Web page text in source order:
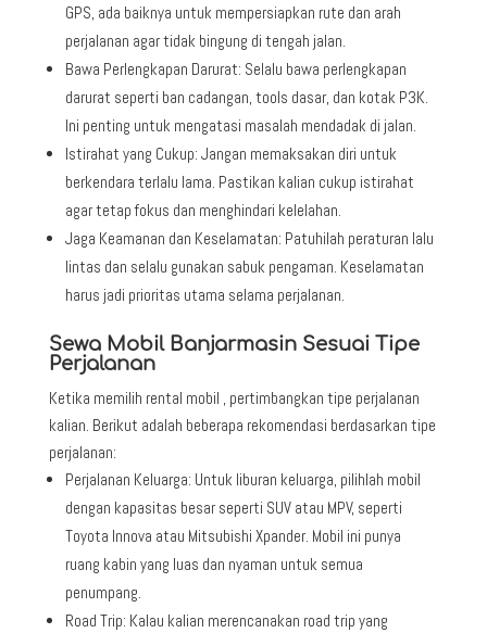
GPS, ada baiknya untuk mempersiapkan rute dan arah
perjalanan agar tidak bingung di tengah jalan.
Bawa Perlengkapan Darurat: Selalu bawa perlengkapan
darurat seperti ban cadangan, tools dasar, dan kotak P3K.
Ini penting untuk mengatasi masalah mendadak di jalan.
Istirahat yang Cukup: Jangan memaksakan diri untuk
berkendara terlalu lama. Pastikan kalian cukup istirahat
agar tetap fokus dan menghindari kelelahan.
Jaga Keamanan dan Keselamatan: Patuhilah peraturan lalu
lintas dan selalu gunakan sabuk pengaman. Keselamatan
harus jadi prioritas utama selama perjalanan.
Sewa Mobil Banjarmasin Sesuai Tipe
Perjalanan
Ketika memilih rental mobil , pertimbangkan tipe perjalanan
kalian. Berikut adalah beberapa rekomendasi berdasarkan tipe
perjalanan:
Perjalanan Keluarga: Untuk liburan keluarga, pilihlah mobil
dengan kapasitas besar seperti SUV atau MPV, seperti
Toyota Innova atau Mitsubishi Xpander. Mobil ini punya
ruang kabin yang luas dan nyaman untuk semua
penumpang.
Road Trip: Kalau kalian merencanakan road trip yang